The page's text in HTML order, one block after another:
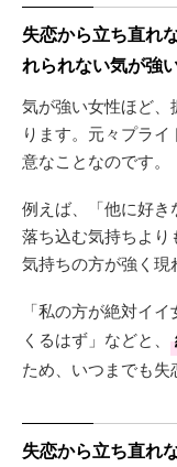
失恋から立ち直れ
れられない気が強
気が強い女性ほど
ります。元々プラ
意なことなのです。
例えば、「他に好き
落ち込む気持ちよ
気持ちの方が強く現
「私の方が絶対イ
くるはず」などと、
ため、いつまでも失
失恋から立ち直れ